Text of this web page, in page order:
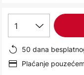
1
50 dana
Plaćanje